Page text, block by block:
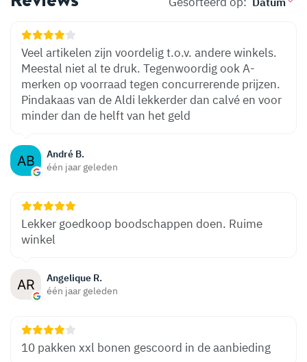
André B.
één jaar geleden
Veel artikelen zijn voordelig t.o.v. andere winkels.
Meestal niet al te druk. Tegenwoordig ook A-
merken op voorraad tegen concurrerende prijzen.
Pindakaas van de Aldi lekkerder dan calvé en voor
minder dan de helft van het geld
Angelique R.
één jaar geleden
Lekker goedkoop boodschappen doen. Ruime
winkel
10 pakken xxl bonen gescoord in de aanbieding